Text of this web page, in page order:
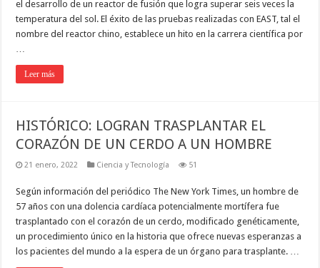
el desarrollo de un reactor de fusión que logra superar seis veces la
temperatura del sol. El éxito de las pruebas realizadas con EAST, tal el
nombre del reactor chino, establece un hito en la carrera científica por
Leer más
HISTÓRICO: LOGRAN TRASPLANTAR EL
CORAZÓN DE UN CERDO A UN HOMBRE
21 enero, 2022 Ciencia y Tecnología 51
Según información del periódico The New York Times, un hombre de
57 años con una dolencia cardíaca potencialmente mortífera fue
trasplantado con el corazón de un cerdo, modificado genéticamente,
un procedimiento único en la historia que ofrece nuevas esperanzas a
los pacientes del mundo a la espera de un órgano para trasplante. …